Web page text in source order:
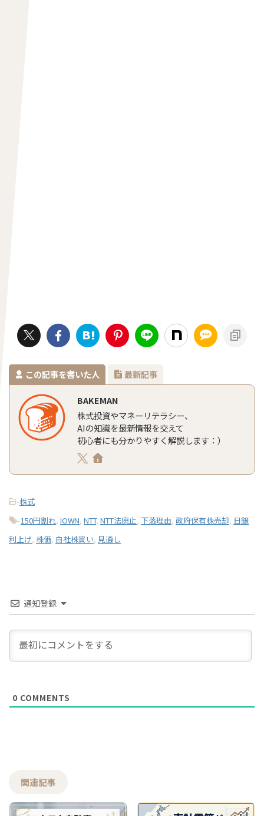
この記事を書いた人 最新記事
BAKEMAN
株式投資やマネーリテラシー、
AIの知識を最新情報を交えて
初心者にも分かりやすく解説します：）
-株式
-150円割れ, IOWN, NTT, NTT法廃止, 下落理由, 政府保有株売却, 日銀
利上げ, 株価, 自社株買い, 見通し
通知登録
0 COMMENTS
関連記事